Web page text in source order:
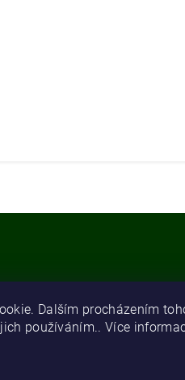
Dalším procházením
používáním.. Více